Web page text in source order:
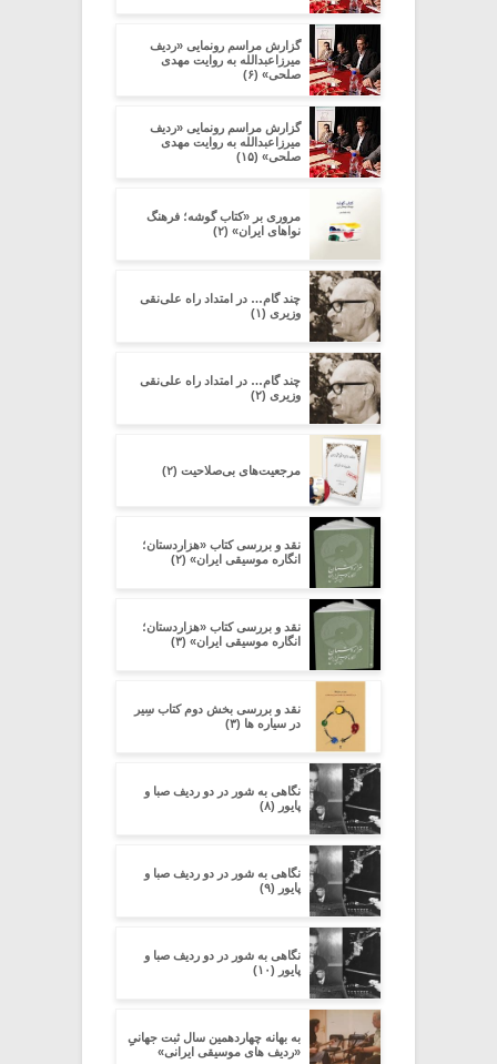
گزارش مراسم رونمایی «ردیف
میرزاعبدالله به روایت مهدی
صلحی» (۶)
گزارش مراسم رونمایی «ردیف
میرزاعبدالله به روایت مهدی
صلحی» (۱۵)
مروری بر «کتاب گوشه؛ فرهنگ
نواهای ایران» (۲)
چند گام… در امتداد راه علی‌نقی
وزیری (۱)
چند گام… در امتداد راه علی‌نقی
وزیری (۲)
مرجعیت‌های بی‌صلاحیت (۲)
نقد و بررسی کتاب «هزاردستان؛
انگاره موسیقی ایران» (۲)
نقد و بررسی کتاب «هزاردستان؛
انگاره موسیقی ایران» (۳)
نقد و بررسی بخش دوم کتاب سِیر
در سیاره ­ها (۳)
نگاهی به شور در دو ردیف صبا و
پایور (۸)
نگاهی به شور در دو ردیف صبا و
پایور (۹)
نگاهی به شور در دو ردیف صبا و
پایور (۱۰)
به بهانه چهاردهمین سال ثبت جهانیِِ
«ردیف های موسیقی ایرانی»